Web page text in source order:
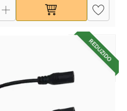
REDUZIDO